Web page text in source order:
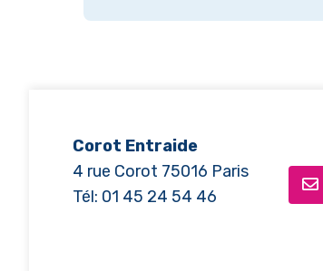
Corot Entraide
4 rue Corot 75016 Paris
Tél: 01 45 24 54 46